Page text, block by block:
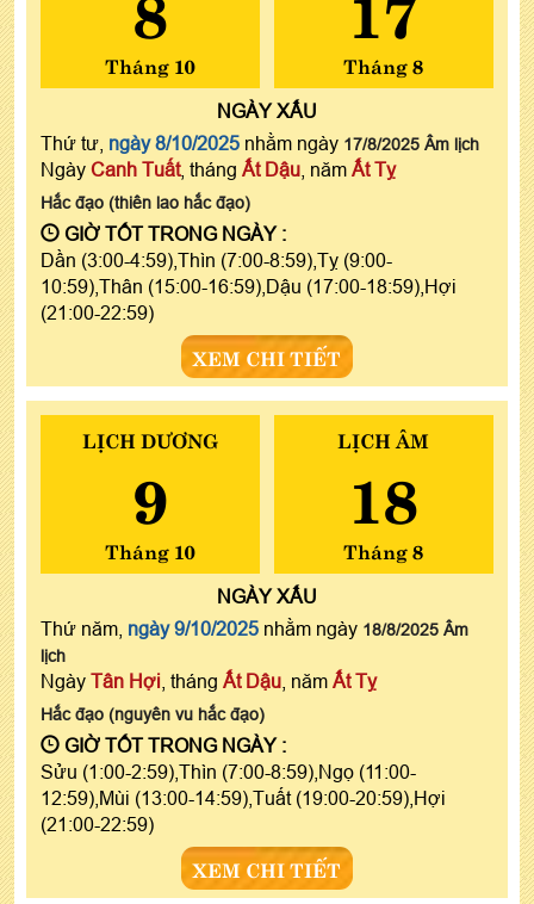
Tháng 10 Tháng 8
NGÀYXẤU
Thứ tư, ngày 8/10/2025 nhằm ngày 17/8/2025 Âm lịch
Ngày Canh Tuất, tháng Ất Dậu , năm Ất Tỵ
Hắc đạo (thiên lao hắc đạo)
GIỜ TỐT TRONG NGÀY :
Dần (3:00-4:59),Thìn (7:00-8:59),Tỵ (9:00-
10:59),Thân (15:00-16:59),Dậu (17:00-18:59),Hợi
(21:00-22:59)
XEM CHI TIẾT
LỊCH DƯƠNG
9
Tháng 10
LỊCH ÂM
18
Tháng 8
NGÀYXẤU
Thứ năm, ngày 9/10/2025 nhằm ngày 18/8/2025 Âm
lịch
Ngày Tân Hợi , tháng Ất Dậu , năm Ất Tỵ
Hắc đạo (nguyên vu hắc đạo)
GIỜ TỐT TRONG NGÀY :
Sửu (1:00-2:59),Thìn (7:00-8:59),Ngọ (11:00-
12:59),Mùi (13:00-14:59),Tuất (19:00-20:59),Hợi
(21:00-22:59)
XEM CHI TIẾT